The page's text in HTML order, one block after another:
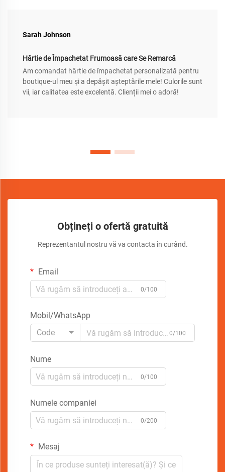
Sarah Johnson
Hârtie de Împachetat Frumoasă care Se Remarcă
Am comandat hârtie de împachetat personalizată pentru
boutique-ul meu și a depășit așteptările mele! Culorile sunt
vii, iar calitatea este excelentă. Clienții mei o adoră!
Obțineți o ofertă gratuită
Reprezentantul nostru vă va contacta în curând.
Email
0/100
Mobil/WhatsApp
Code
0/100
Nume
0/100
Numele companiei
0/200
Mesaj